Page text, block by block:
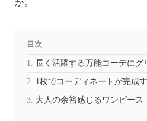
か。
目次
長く活躍する万能コーデにグ
1枚でコーディネートが完成
大人の余裕感じるワンピース